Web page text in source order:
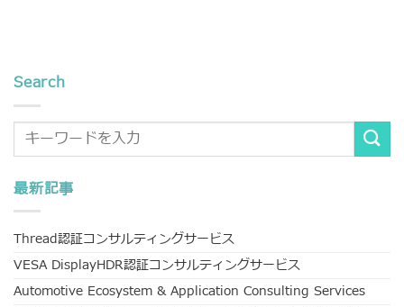
Search
最新記事
Thread認証コンサルティングサービス
VESA DisplayHDR認証コンサルティングサービス
Automotive Ecosystem & Application Consulting Services